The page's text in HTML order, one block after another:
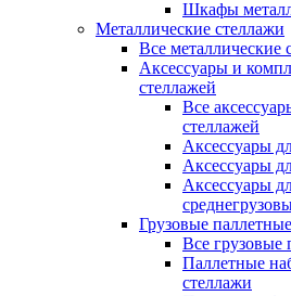
Шкафы
Металлические стеллажи
Все металлические
Аксессуары и
стеллажей
Все
стеллажей
Аксессуары
Аксессуары
Аксессуары
Грузовые
Все грузовые
Паллетные
стеллажи